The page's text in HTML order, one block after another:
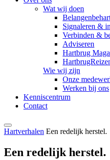
Wat wij doen
Signaleren &
Verbinden &
Adviseren
Hartbrug
Wie wij zijn
Onze
Werken bij ons
Kenniscentrum
Contact
Hartverhalen Een redelijk herstel.
Een redelijk herstel.